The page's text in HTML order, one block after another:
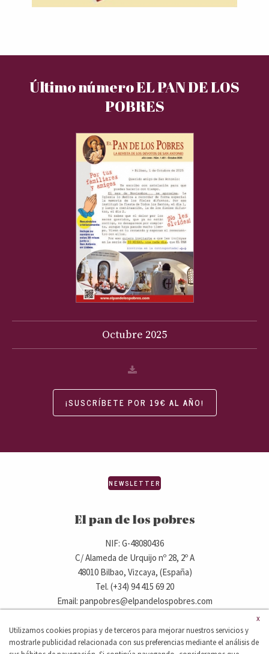
Último número EL PAN DE LOS
POBRES
Octubre 2025
¡SUSCRÍBETE POR 19€ AL AÑO!
El pan de los pobres
NIF: G-48080436
C/ Alameda de Urquijo nº 28, 2º A
48010 Bilbao, Vizcaya, (España)
Tel. (+34) 94 415 69 20
Email: panpobres@elpandelospobres.com
NEWSLETTER
© 2020 elpandelospobres.com.
Aviso legal
Cláusula de exención de responsabilidad
x
Utilizamos cookies propias y de terceros para mejorar nuestros servicios y
mostrarle publicidad relacionada con sus preferencias mediante el análisis de